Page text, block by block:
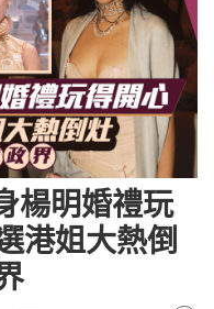
楊明婚禮玩
港姐大熱倒